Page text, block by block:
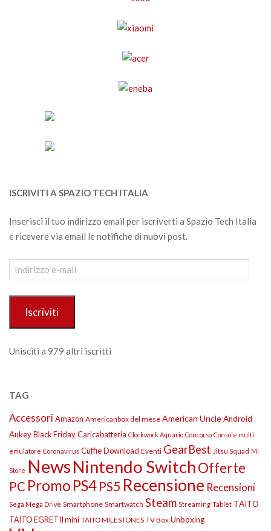
ISCRIVITI A SPAZIO TECH ITALIA
Inserisci il tuo indirizzo email per iscriverti a Spazio Tech Italia
e ricevere via email le notifiche di nuovi post.
Indirizzo
e-
Iscriviti
Unisciti a 979 altri iscritti
TAG
AccessoriAmazon Americanbox del mese American UncleAndroid
AukeyBlack FridayCaricabatteria Clockwork Aquario Concorso Console multi
emulatore Coronavirus CuffieDownload Eventi GearBest Jitsu Squad Mi
Store NewsNintendo SwitchOfferte
PC Promo PS4PS5 Recensione Recensioni
Sega Mega Drive Smartphone Smartwatch Steam Streaming Tablet TAITO
TAITO EGRET II mini TAITO MILESTONES TV Box Unboxing